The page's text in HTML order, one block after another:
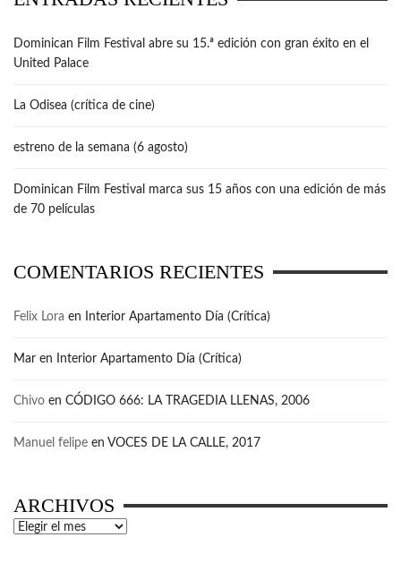
Dominican Film Festival abre su 15.ª edición con gran éxito en el
United Palace
La Odisea (crítica de cine)
estreno de la semana (6 agosto)
Dominican Film Festival marca sus 15 años con una edición de más
de 70 películas
COMENTARIOS RECIENTES
Felix Lora en Interior Apartamento Día (Crítica)
Mar en Interior Apartamento Día (Crítica)
Chivo en CÓDIGO 666: LA TRAGEDIA LLENAS, 2006
Manuel felipe en VOCES DE LA CALLE, 2017
ARCHIVOS
Archivos